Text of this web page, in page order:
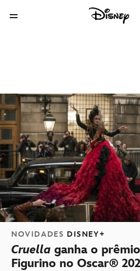
NOVIDADES DISNEY+
Cruella ganha o
Figurino no Oscar®